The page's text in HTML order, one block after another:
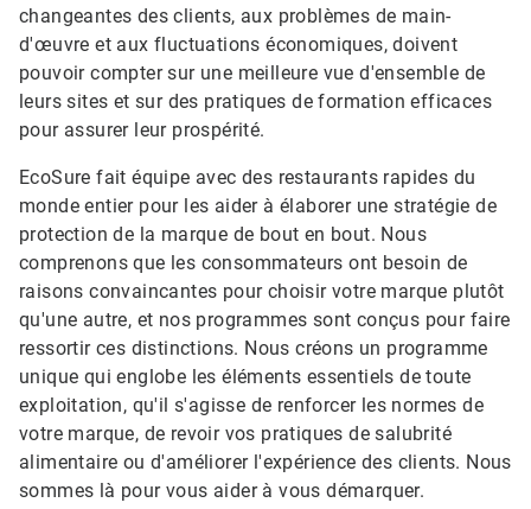
changeantes des clients, aux problèmes de main-
d'œuvre et aux fluctuations économiques, doivent
pouvoir compter sur une meilleure vue d'ensemble de
leurs sites et sur des pratiques de formation efficaces
pour assurer leur prospérité.
EcoSure fait équipe avec des restaurants rapides du
monde entier pour les aider à élaborer une stratégie de
protection de la marque de bout en bout.​​​​​​​ Nous
comprenons que les consommateurs ont besoin de
raisons convaincantes pour choisir votre marque plutôt
qu'une autre, et nos programmes sont conçus pour faire
ressortir ces distinctions. Nous créons un programme
unique qui englobe les éléments essentiels de toute
exploitation, qu'il s'agisse de renforcer les normes de
votre marque, de revoir vos pratiques de salubrité
alimentaire ou d'améliorer l'expérience des clients. Nous
sommes là pour vous aider à vous démarquer.​​​​​​​